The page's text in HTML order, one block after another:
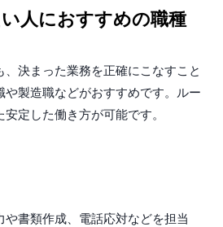
人におすすめの職種
決まった業務を正確にこなすこと
や製造職などがおすすめです。ルー
定した働き方が可能です。
書類作成、電話応対などを担当